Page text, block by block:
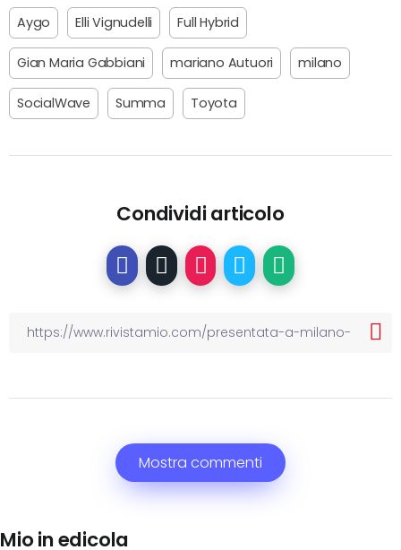
Aygo Elli Vignudelli Full Hybrid
Gian Maria Gabbiani mariano Autuori milano
SocialWave Summa Toyota
Condividi articolo
Mostra commenti
Mio in edicola